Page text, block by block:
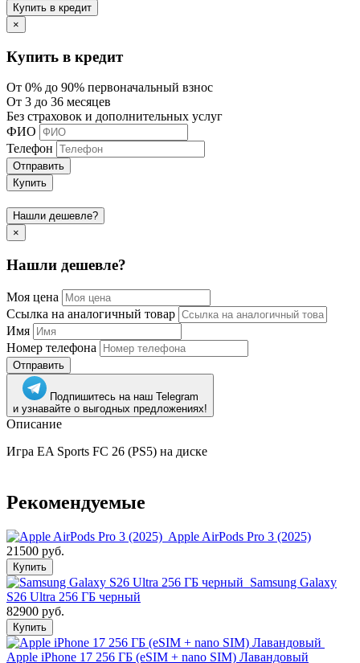
Купить в кредит
×
Купить в кредит
От 0% до 90% первоначальный взнос
От 3 до 36 месяцев
Без страховок и дополнительных услуг
ФИО
Телефон
Отправить
Купить
Нашли дешевле?
×
Нашли дешевле?
Моя цена
Ссылка на аналогичный товар
Имя
Номер телефона
Отправить
Подпишитесь на наш Telegram
и узнавайте о выгодных предложениях!
Описание
Игра EA Sports FC 26 (PS5) на диске
Рекомендуемые
Apple AirPods Pro 3 (2025)
21500 руб.
Купить
Samsung Galaxy
S26 Ultra 256 ГБ черный
82900 руб.
Купить
Apple iPhone 17 256 ГБ (eSIM + nano SIM) Лавандовый